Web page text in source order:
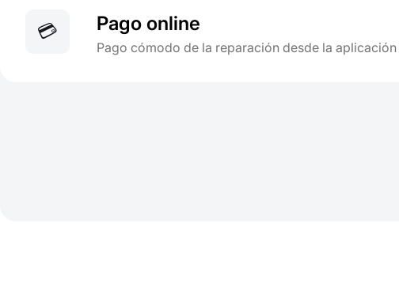
💳 Pago online
Pago cómodo de la reparación desde la aplicación